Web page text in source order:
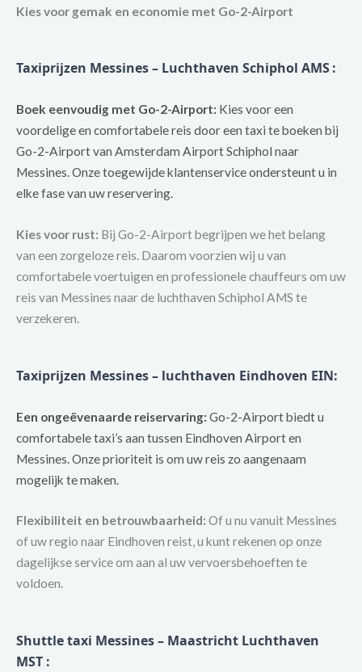
Kies voor gemak en economie met Go-2-Airport
Taxiprijzen Messines – Luchthaven Schiphol AMS:
Boek eenvoudig met Go-2-Airport: Kies voor een
voordelige en comfortabele reis door een taxi te boeken bij
Go-2-Airport van Amsterdam Airport Schiphol naar
Messines. Onze toegewijde klantenservice ondersteunt u in
elke fase van uw reservering.
Kies voor rust: Bij Go-2-Airport begrijpen we het belang
van een zorgeloze reis. Daarom voorzien wij u van
comfortabele voertuigen en professionele chauffeurs om uw
reis van Messines naar de luchthaven Schiphol AMS te
verzekeren.
Taxiprijzen Messines – luchthaven Eindhoven EIN:
Een ongeëvenaarde reiservaring: Go-2-Airport biedt u
comfortabele taxi’s aan tussen Eindhoven Airport en
Messines. Onze prioriteit is om uw reis zo aangenaam
mogelijk te maken.
Flexibiliteit en betrouwbaarheid: Of u nu vanuit Messines
of uw regio naar Eindhoven reist, u kunt rekenen op onze
dagelijkse service om aan al uw vervoersbehoeften te
voldoen.
Shuttle taxi Messines – Maastricht Luchthaven
MST :